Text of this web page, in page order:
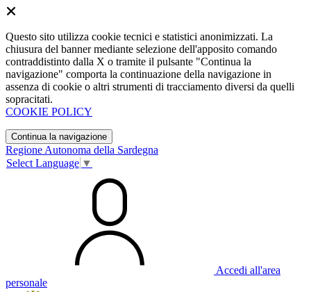
Questo sito utilizza cookie tecnici e statistici anonimizzati. La
chiusura del banner mediante selezione dell'apposito comando
contraddistinto dalla X o tramite il pulsante "Continua la
navigazione" comporta la continuazione della navigazione in
assenza di cookie o altri strumenti di tracciamento diversi da quelli
sopracitati.
COOKIE POLICY
Continua la navigazione
Regione Autonoma della Sardegna
Select Language ▼
Accedi all'area
personale